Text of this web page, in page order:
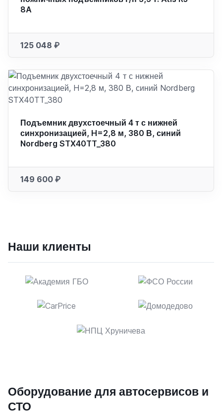
8A
125 048 ₽
Подъемник двухстоечный 4 т с нижней
синхронизацией, H=2,8 м, 380 В, синий
Nordberg STX40TT_380
149 600 ₽
Наши клиенты
Оборудование для автосервисов и
СТО